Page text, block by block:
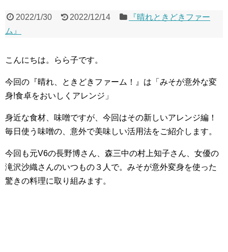
2022/1/30 2022/12/14
『晴れときどきファー
ム』
こんにちは。らら子です。
今回の『晴れ、ときどきファーム！』は「みそが意外な変
身!食卓をおいしくアレンジ」
身近な食材、味噌ですが、今回はその新しいアレンジ編！
毎日使う味噌の、意外で美味しい活用法をご紹介します。
今回も元V6の長野博さん、森三中の村上知子さん、女優の
滝沢沙織さんのいつもの３人で。みそが意外変身を使った
驚きの料理に取り組みます。